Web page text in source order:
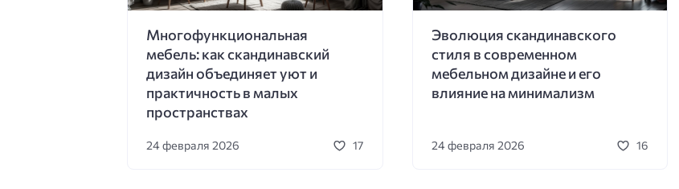
Многофункциональная
мебель: как скандинавский
дизайн объединяет уют и
практичность в малых
пространствах
24 февраля 2026 17
Эволюция скандинавского
стиля в современном
мебельном дизайне и его
влияние на минимализм
24 февраля 2026 16